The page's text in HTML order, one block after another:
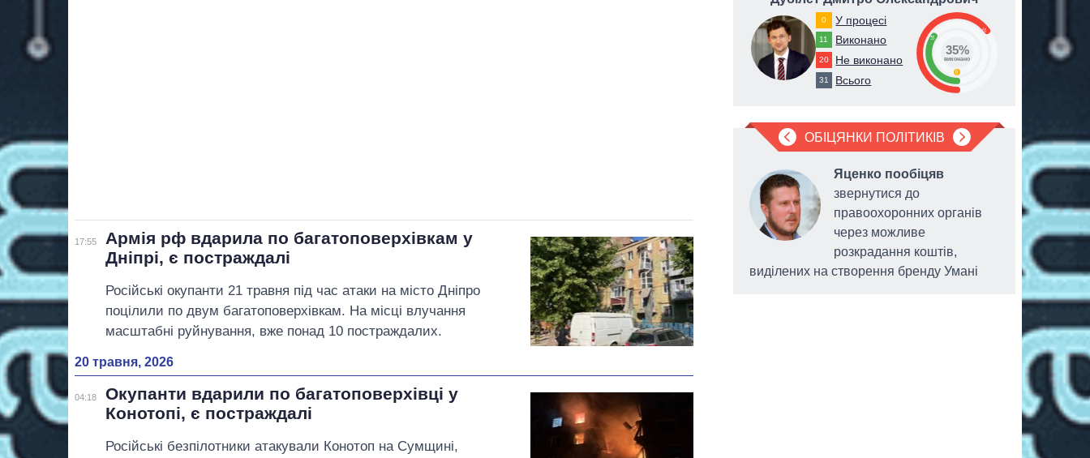
17:55
Армія рф вдарила по багатоповерхівкам у
Дніпрі, є постраждалі
Російські окупанти 21 травня під час атаки на місто Дніпро
поцілили по двум багатоповерхівкам. На місці влучання
масштабні руйнування, вже понад 10 постраждалих.
20 травня, 2026
04:18
Окупанти вдарили по багатоповерхівці у
Конотопі, є постраждалі
Російські безпілотники атакували Конотоп на Сумщині,
0 У процесі
11 Виконано
20 Не виконано
31 Всього
65
35
0
35%
виконано
ОБІЦЯНКИ ПОЛІТИКІВ
підтримки бізнесу
Яценко пообіцяв
звернутися до
правоохоронних органів
через можливе
розкрадання коштів,
виділених на створення бренду Умані